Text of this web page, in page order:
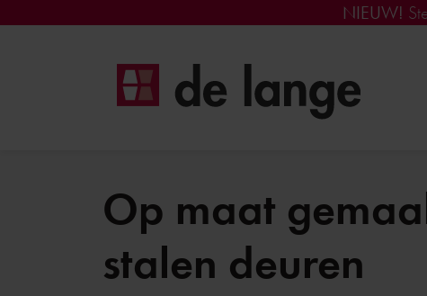
NIEUW!
Op maat
stalen deuren